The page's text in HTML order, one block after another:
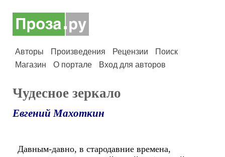
Авторы Произведения Рецензии
Поиск
Магазин
О портале Вход для авторов
Чудесное зеркало
Евгений Махоткин
Давным-давно, в стародавние времена,